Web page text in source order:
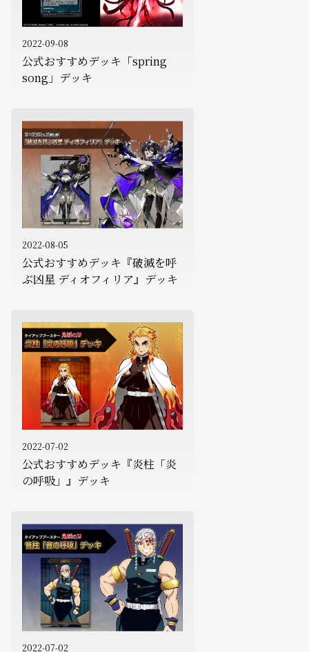
2022-09-08
公式おすすめデッキ「spring
song」デッキ
2022-08-05
公式おすすめデッキ『破滅を呼
ぶ凶星 ディオフィリア』デッキ
2022-07-02
公式おすすめデッキ『炎柱「炎
の呼吸」』デッキ
2022-07-02